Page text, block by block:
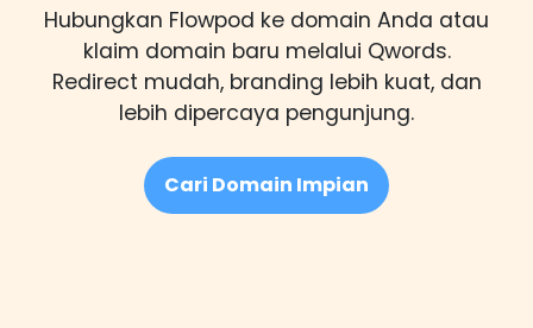
Hubungkan Flowpod ke domain Anda atau
klaim domain baru melalui Qwords.
Redirect mudah, branding lebih kuat, dan
lebih dipercaya pengunjung.
Cari Domain Impian